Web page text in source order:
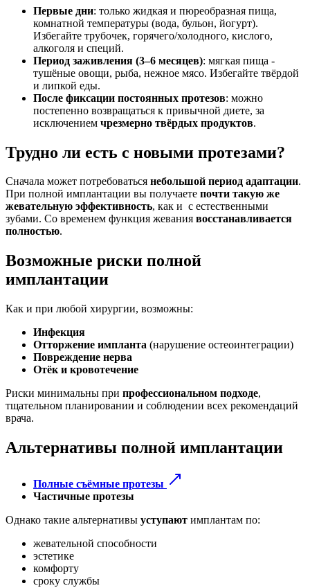
Первые дни: только жидкая и пюреобразная пища,
комнатной температуры (вода, бульон, йогурт).
Избегайте трубочек, горячего/холодного, кислого,
алкоголя и специй.
Период заживления (3–6 месяцев): мягкая пища -
тушёные овощи, рыба, нежное мясо. Избегайте твёрдой
и липкой еды.
После фиксации постоянных протезов: можно
постепенно возвращаться к привычной диете, за
исключением чрезмерно твёрдых продуктов.
Трудно ли есть с новыми протезами?
Сначала может потребоваться небольшой период адаптации.
При полной имплантации вы получаете почти такую же
жевательную эффективность, как и с естественными
зубами. Со временем функция жевания восстанавливается
полностью.
Возможные риски полной
имплантации
Как и при любой хирургии, возможны:
Инфекция
Отторжение импланта (нарушение остеоинтеграции)
Повреждение нерва
Отёк и кровотечение
Риски минимальны при профессиональном подходе,
тщательном планировании и соблюдении всех рекомендаций
врача.
Альтернативы полной имплантации
Полные съёмные протезы
Частичные протезы
Однако такие альтернативы уступают имплантам по:
жевательной способности
эстетике
комфорту
сроку службы